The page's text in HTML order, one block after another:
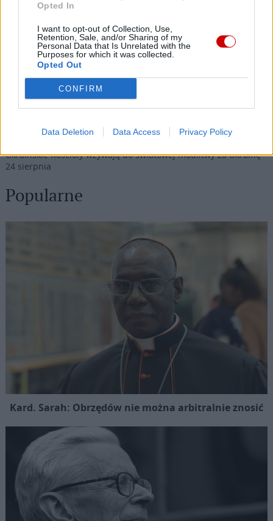
Opted In
I want to opt-out of Collection, Use,
Retention, Sale, and/or Sharing of my
Personal Data that Is Unrelated with the
Purposes for which it was collected.
Opted Out
CONFIRM
Data Deletion Data Access Privacy Policy
Indyjski biskup: nie potrzebujemy misjonarzy, którzy
07 sierpnia 2026 | 22:47
Biskupi o podróży apostolskiej Leona XIV do Francji: wielka
07 sierpnia 2026 | 22:36
Narodowy Bank Ukrainy wyemituje monetę upamiętniającą Jana
Ukraińskie Kościoły wzywają do światowej modlitwy za Ukrainę
24 sierpnia
Popularne
Kard. Sarah: Obrzędów nie można arbitralnie znosić